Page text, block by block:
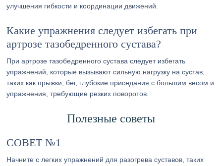
улучшения гибкости и координации движений.
Какие упражнения следует избегать при
артрозе тазобедренного сустава?
При артрозе тазобедренного сустава следует избегать
упражнений, которые вызывают сильную нагрузку на сустав,
таких как прыжки, бег, глубокие приседания с большим весом и
упражнения, требующие резких поворотов.
Полезные советы
СОВЕТ №1
Начните с легких упражнений для разогрева суставов, таких